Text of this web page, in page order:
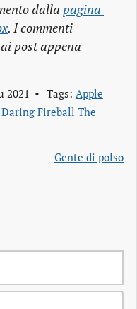
dalla pagina
. I commenti
post appena
2021 Tags: Apple
Daring Fireball The
Gente di polso